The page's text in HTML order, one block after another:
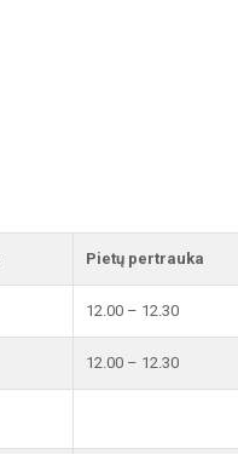
Pietų pertrauka
12.00 – 12.30
12.00 – 12.30